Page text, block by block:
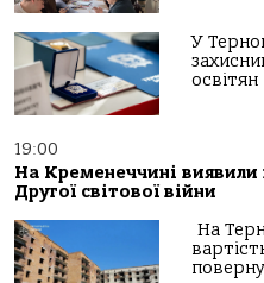
У
освітян
19:00
На Кременеччині виявили
Другої світової війни
На